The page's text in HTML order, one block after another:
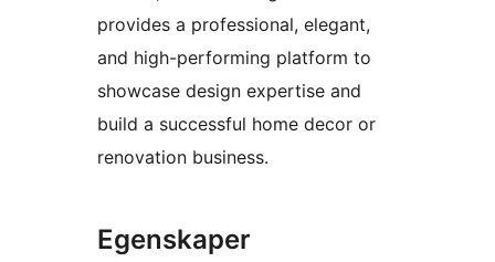
provides a professional, elegant,
and high-performing platform to
showcase design expertise and
build a successful home decor or
renovation business.
Egenskaper